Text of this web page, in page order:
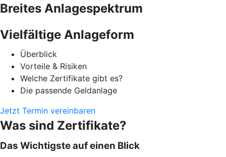
Breites Anlagespektrum
Vielfältige Anlageform
Überblick
Vorteile & Risiken
Welche Zertifikate gibt es?
Die passende Geldanlage
Jetzt Termin vereinbaren
Was sind Zertifikate?
Das Wichtigste auf einen Blick